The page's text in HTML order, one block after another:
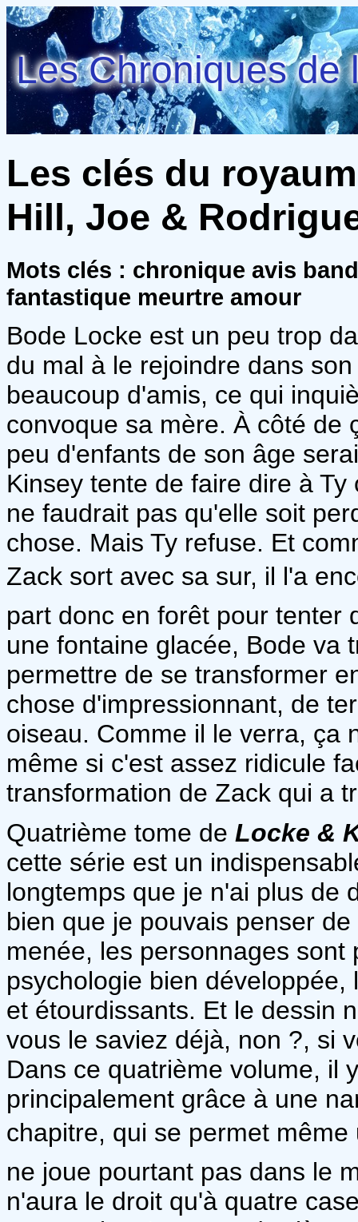
Les Chroniques de
Les clés du
Hill, Joe &
Mots clés : chronique avis
fantastique meurtre amour
Bode Locke est un peu trop
du mal à le rejoindre dans
beaucoup d'amis, ce qui
convoque sa mère. À côté de
peu d'enfants de son âge
Kinsey tente de faire dire à
ne faudrait pas qu'elle soit
chose. Mais Ty refuse. Et
Zack sort avec sa sur, il l'a
part donc en forêt pour tenter
une fontaine glacée, Bode va
permettre de se transformer
chose d'impressionnant, de
oiseau. Comme il le verra, ça
même si c'est assez ridicule
transformation de Zack qui a
Quatrième tome de Locke &
cette série est un
longtemps que je n'ai plus de
bien que je pouvais penser
menée, les personnages
psychologie bien
et étourdissants. Et le dessin
vous le saviez déjà, non ?, si
Dans ce quatrième volume, il
principalement grâce à une
chapitre, qui se permet même
ne joue pourtant pas dans le
n'aura le droit qu'à quatre